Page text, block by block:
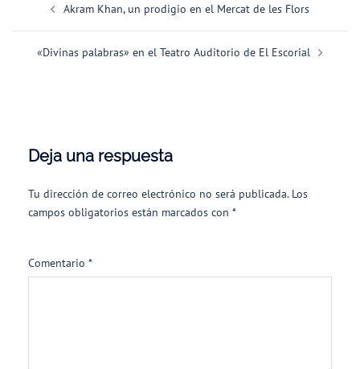
entradas
Akram Khan, un prodigio en el Mercat de les Flors
«Divinas palabras» en el Teatro Auditorio de El Escorial
Deja una respuesta
Tu dirección de correo electrónico no será publicada. Los
campos obligatorios están marcados con *
Comentario *